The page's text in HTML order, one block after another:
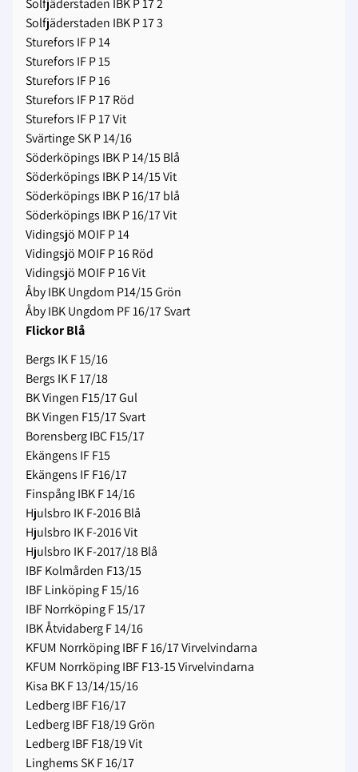
Solfjäderstaden IBK P 17 2
Solfjäderstaden IBK P 17 3
Sturefors IF P 14
Sturefors IF P 15
Sturefors IF P 16
Sturefors IF P 17 Röd
Sturefors IF P 17 Vit
Svärtinge SK P 14/16
Söderköpings IBK P 14/15 Blå
Söderköpings IBK P 14/15 Vit
Söderköpings IBK P 16/17 blå
Söderköpings IBK P 16/17 Vit
Vidingsjö MOIF P 14
Vidingsjö MOIF P 16 Röd
Vidingsjö MOIF P 16 Vit
Åby IBK Ungdom P14/15 Grön
Åby IBK Ungdom PF 16/17 Svart
Flickor Blå
Bergs IK F 15/16
Bergs IK F 17/18
BK Vingen F15/17 Gul
BK Vingen F15/17 Svart
Borensberg IBC F15/17
Ekängens IF F15
Ekängens IF F16/17
Finspång IBK F 14/16
Hjulsbro IK F-2016 Blå
Hjulsbro IK F-2016 Vit
Hjulsbro IK F-2017/18 Blå
IBF Kolmården F13/15
IBF Linköping F 15/16
IBF Norrköping F 15/17
IBK Åtvidaberg F 14/16
KFUM Norrköping IBF F 16/17 Virvelvindarna
KFUM Norrköping IBF F13-15 Virvelvindarna
Kisa BK F 13/14/15/16
Ledberg IBF F16/17
Ledberg IBF F18/19 Grön
Ledberg IBF F18/19 Vit
Linghems SK F 16/17